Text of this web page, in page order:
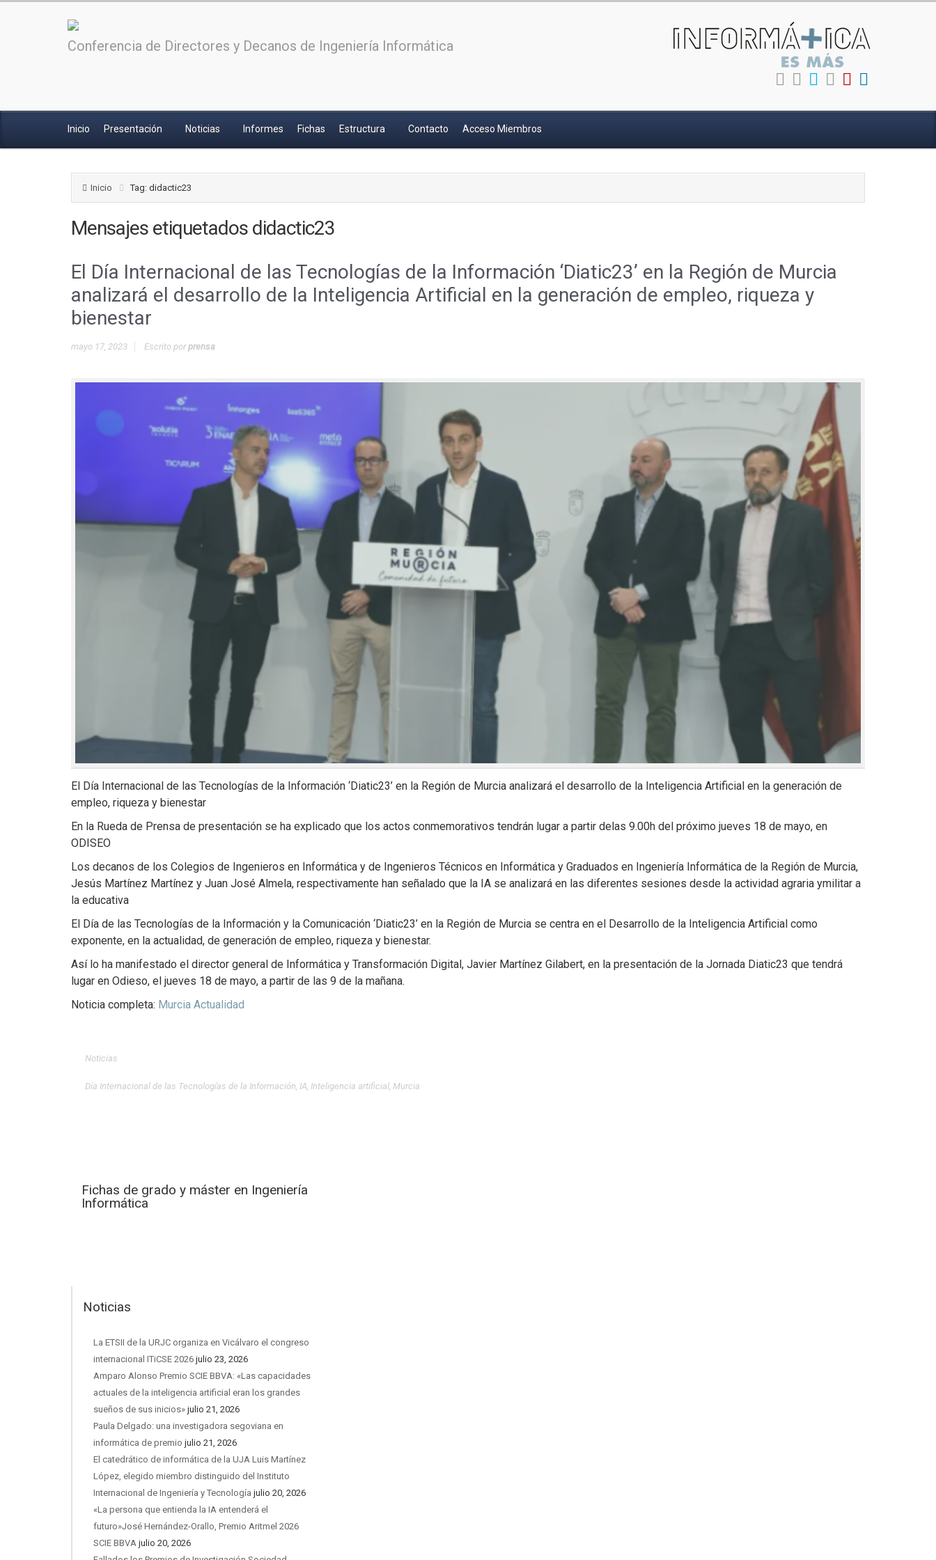
Conferencia de Directores y Decanos de Ingeniería Informática
Inicio Presentación Noticias Informes Fichas Estructura Contacto Acceso Miembros
Inicio Tag: didactic23
Mensajes etiquetados didactic23
El Día Internacional de las Tecnologías de la Información ‘Diatic23’ en la Región de Murcia
analizará el desarrollo de la Inteligencia Artificial en la generación de empleo, riqueza y
bienestar
mayo 17, 2023 Escrito porprensa
El Día Internacional de las Tecnologías de la Información ‘Diatic23’ en la Región de Murcia analizará el desarrollo de la Inteligencia Artificial en la generación de
empleo, riqueza y bienestar
En la Rueda de Prensa de presentación se ha explicado que los actos conmemorativos tendrán lugar a partir delas 9.00h del próximo jueves 18 de mayo, en
ODISEO
Los decanos de los Colegios de Ingenieros en Informática y de Ingenieros Técnicos en Informática y Graduados en Ingeniería Informática de la Región de Murcia,
Jesús Martínez Martínez y Juan José Almela, respectivamente han señalado que la IA se analizará en las diferentes sesiones desde la actividad agraria ymilitar a
la educativa
El Día de las Tecnologías de la Información y la Comunicación ‘Diatic23’ en la Región de Murcia se centra en el Desarrollo de la Inteligencia Artificial como
exponente, en la actualidad, de generación de empleo, riqueza y bienestar.
Así lo ha manifestado el director general de Informática y Transformación Digital, Javier Martínez Gilabert, en la presentación de la Jornada Diatic23 que tendrá
lugar en Odieso, el jueves 18 de mayo, a partir de las 9 de la mañana.
Noticia completa: Murcia Actualidad
Noticias
Día Internacional de las Tecnologías de la Información, IA, Inteligencia artificial, Murcia
Fichas de grado y máster en Ingeniería
Informática
Noticias
La ETSII de la URJC organiza en Vicálvaro el congreso
internacional ITiCSE 2026 julio 23, 2026
Amparo Alonso Premio SCIE BBVA: «Las capacidades
actuales de la inteligencia artificial eran los grandes
sueños de sus inicios» julio 21, 2026
Paula Delgado: una investigadora segoviana en
informática de premio julio 21, 2026
El catedrático de informática de la UJA Luis Martínez
López, elegido miembro distinguido del Instituto
Internacional de Ingeniería y Tecnología julio 20, 2026
«La persona que entienda la IA entenderá el
futuro»José Hernández-Orallo, Premio Aritmel 2026
SCIE BBVA julio 20, 2026